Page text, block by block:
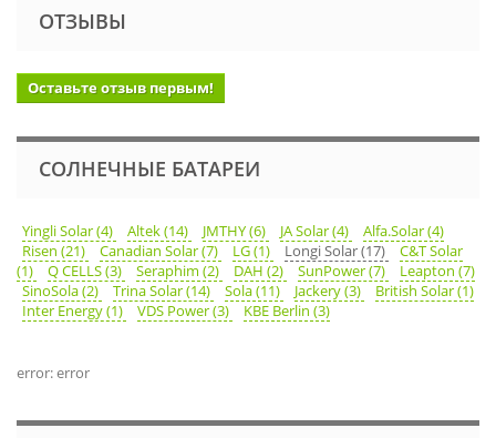
ОТЗЫВЫ
Оставьте отзыв первым!
СОЛНЕЧНЫЕ БАТАРЕИ
Yingli Solar (4) Altek (14) JMTHY (6) JA Solar (4)
Alfa.Solar (4)
Risen (21)
Canadian Solar (7) LG (1) Longi Solar (17)
C&T Solar
(1)
Q CELLS (3) Seraphim (2) DAH (2) SunPower (7)
Leapton (7)
SinoSola (2)
Trina Solar (14) Sola (11) Jackery (3)
British Solar (1)
Inter Energy (1)
VDS Power (3) KBE Berlin (3)
error: error